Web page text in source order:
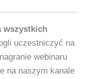
wszystkich
uczestniczyć na
webinaru
na naszym kanale